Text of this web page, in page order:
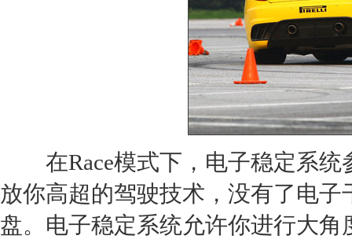
在Race模式下，电子稳定系统
放你高超的驾驶技术，没有了电
盘。电子稳定系统允许你进行大